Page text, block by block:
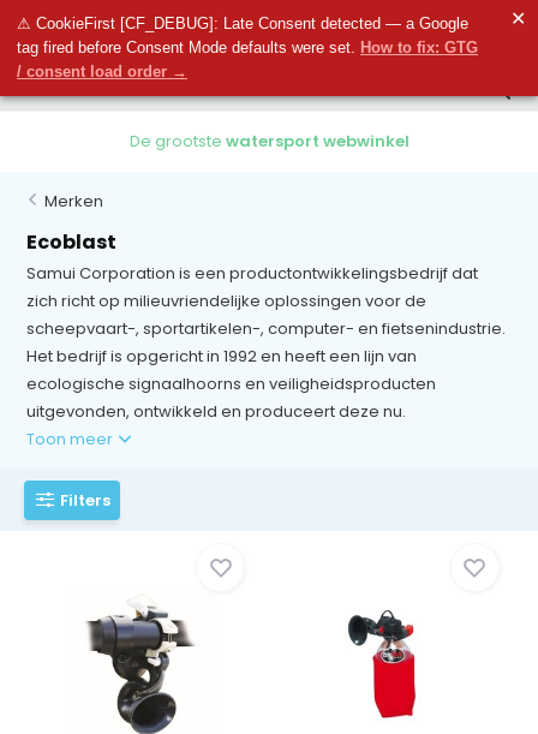
⚠ CookieFirst [CF_DEBUG]: Late Consent detected — a Google
tag fired before Consent Mode defaults were set. How to fix: GTG
/ consent load order →
✕
0 0
De grootstewatersport webwinkel
Merken
Ecoblast
Samui Corporation is een productontwikkelingsbedrijf dat
zich richt op milieuvriendelijke oplossingen voor de
scheepvaart-, sportartikelen-, computer- en fietsenindustrie.
Het bedrijf is opgericht in 1992 en heeft een lijn van
ecologische signaalhoorns en veiligheidsproducten
uitgevonden, ontwikkeld en produceert deze nu.
Toon meer
Filters